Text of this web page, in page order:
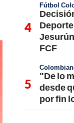
Fútbol
FCF
"De lo
desde
por fin